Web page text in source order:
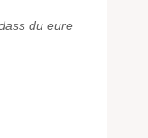
du eure